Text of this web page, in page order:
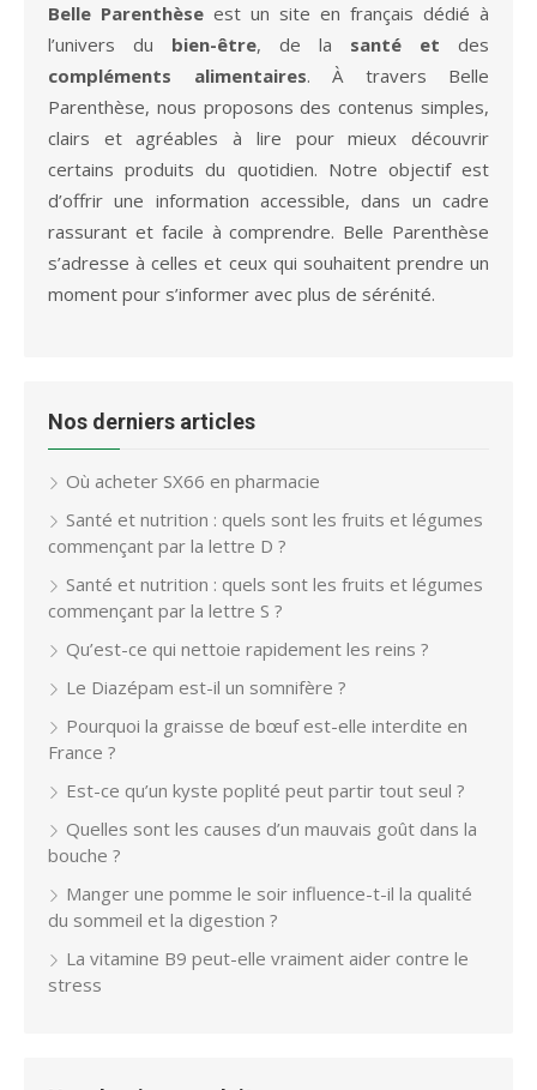
Belle Parenthèse est un site en français dédié à
l’univers du bien-être, de la santé et des
compléments alimentaires. À travers Belle
Parenthèse, nous proposons des contenus simples,
clairs et agréables à lire pour mieux découvrir
certains produits du quotidien. Notre objectif est
d’offrir une information accessible, dans un cadre
rassurant et facile à comprendre. Belle Parenthèse
s’adresse à celles et ceux qui souhaitent prendre un
moment pour s’informer avec plus de sérénité.
Nos derniers articles
Où acheter SX66 en pharmacie
Santé et nutrition : quels sont les fruits et légumes
commençant par la lettre D ?
Santé et nutrition : quels sont les fruits et légumes
commençant par la lettre S ?
Qu’est-ce qui nettoie rapidement les reins ?
Le Diazépam est-il un somnifère ?
Pourquoi la graisse de bœuf est-elle interdite en
France ?
Est-ce qu’un kyste poplité peut partir tout seul ?
Quelles sont les causes d’un mauvais goût dans la
bouche ?
Manger une pomme le soir influence-t-il la qualité
du sommeil et la digestion ?
La vitamine B9 peut-elle vraiment aider contre le
stress